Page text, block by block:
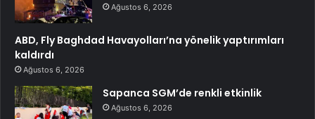
Ağustos 6, 2026
ABD, Fly Baghdad Havayolları’na yönelik yaptırımları
kaldırdı
Ağustos 6, 2026
Sapanca SGM’de renkli etkinlik
Ağustos 6, 2026